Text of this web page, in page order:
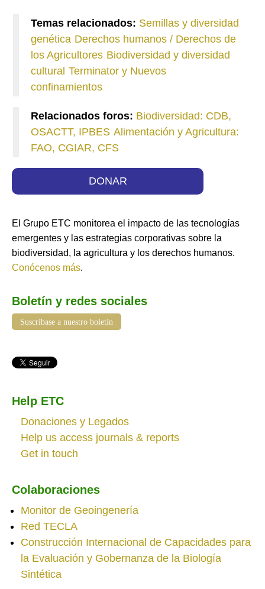
Temas relacionados: Semillas y diversidad
genética Derechos humanos / Derechos de
los Agricultores Biodiversidad y diversidad
cultural Terminator y Nuevos
confinamientos
Relacionados foros: Biodiversidad: CDB,
OSACTT, IPBES Alimentación y Agricultura:
FAO, CGIAR, CFS
DONAR
El Grupo ETC monitorea el impacto de las tecnologías
emergentes y las estrategias corporativas sobre la
biodiversidad, la agricultura y los derechos humanos.
Conócenos más.
Boletín y redes sociales
Suscríbase a nuestro boletín
Help ETC
Donaciones y Legados
Help us access journals & reports
Get in touch
Colaboraciones
Monitor de Geoingenería
Red TECLA
Construcción Internacional de Capacidades para
la Evaluación y Gobernanza de la Biología
Sintética